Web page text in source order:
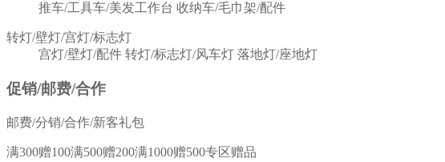
推车/工具车/美发工作台 收纳车/毛巾架/配件
转灯/壁灯/宫灯/标志灯
宫灯/壁灯/配件 转灯/标志灯/风车灯 落地灯/座地灯
促销/邮费/合作
邮费/分销/合作/新客礼包
满300赠100满500赠200满1000赠500专区赠品